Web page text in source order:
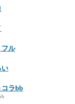
フル
い
コラbb